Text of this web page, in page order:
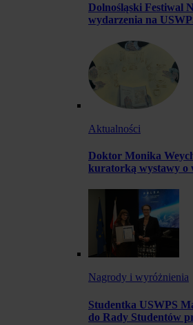
Dolnośląski Festiwal
wydarzenia na
Aktualności
Doktor Monika
kuratorką wystawy o
Nagrody i wyróżnienia
Studentka USWPS
do Rady Studentów